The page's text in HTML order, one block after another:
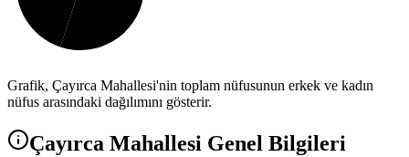
Grafik, Çayırca Mahallesi'nin toplam nüfusunun erkek ve kadın
nüfus arasındaki dağılımını gösterir.
Çayırca Mahallesi Genel Bilgileri